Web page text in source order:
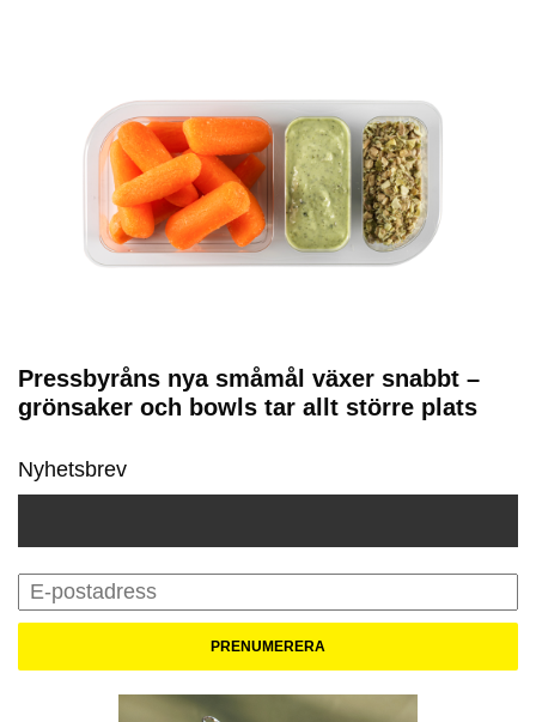
Pressbyråns nya småmål växer snabbt –
grönsaker och bowls tar allt större plats
Nyhetsbrev